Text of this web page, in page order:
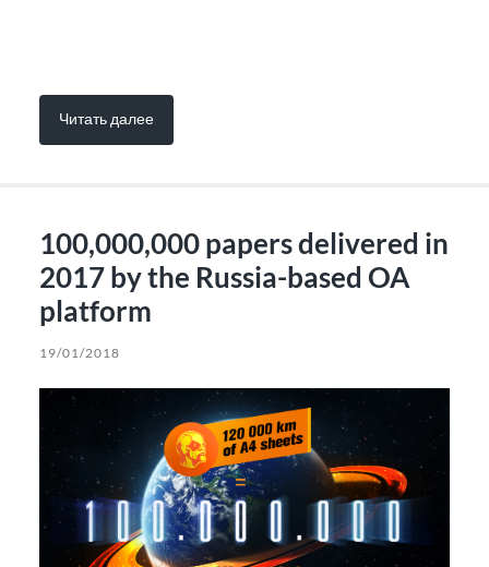
Читать далее
100,000,000 papers delivered in
2017 by the Russia-based OA
platform
19/01/2018